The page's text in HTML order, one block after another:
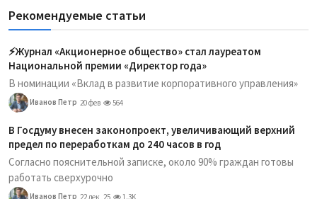
Рекомендуемые статьи
⚡️Журнал «Акционерное общество» стал лауреатом
Национальной премии «Директор года»
В номинации «Вклад в развитие корпоративного управления»
Иванов Петр 20 фев 564
В Госдуму внесен законопроект, увеличивающий верхний
предел по переработкам до 240 часов в год
Согласно пояснительной записке, около 90% граждан готовы
работать сверхурочно
Иванов Петр 22 дек, 25 1.3K